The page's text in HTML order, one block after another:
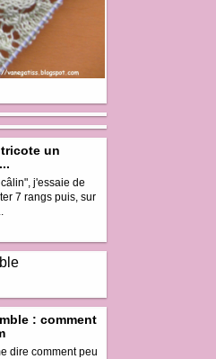
un
j'essaie de
7 rangs puis, sur
: comment
dire comment peu